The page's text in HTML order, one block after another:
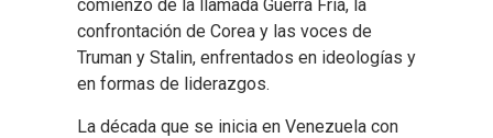
comienzo de la llamada Guerra Fría, la
confrontación de Corea y las voces de
Truman y Stalin, enfrentados en ideologías y
en formas de liderazgos.
La década que se inicia en Venezuela con